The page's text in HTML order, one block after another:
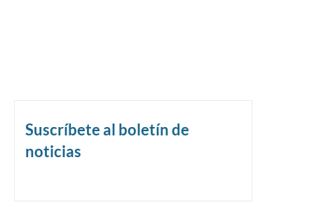
Suscríbete al boletín de
noticias